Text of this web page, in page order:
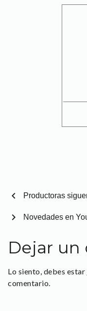
chevron_left Productoras
Novedades en
chevron_right
Dejar
Lo siento, debes estar
comentario.